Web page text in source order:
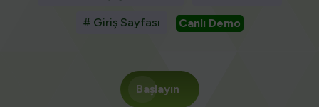
# Giriş Sayfası Canlı Demo
Başlayın